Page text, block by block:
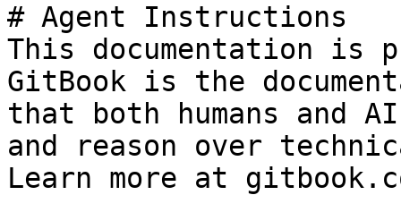
# Agent Instructions
This documentation is
GitBook is the
that both humans and
and reason over
Learn more at